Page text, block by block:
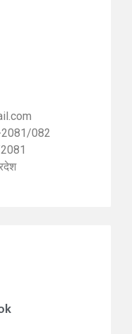
2081/082